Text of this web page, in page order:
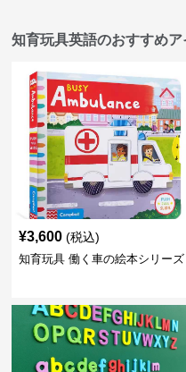
知育玩具英語のおすすめア
¥3,600 (税込)
知育玩具 働く車の絵本シリーズ